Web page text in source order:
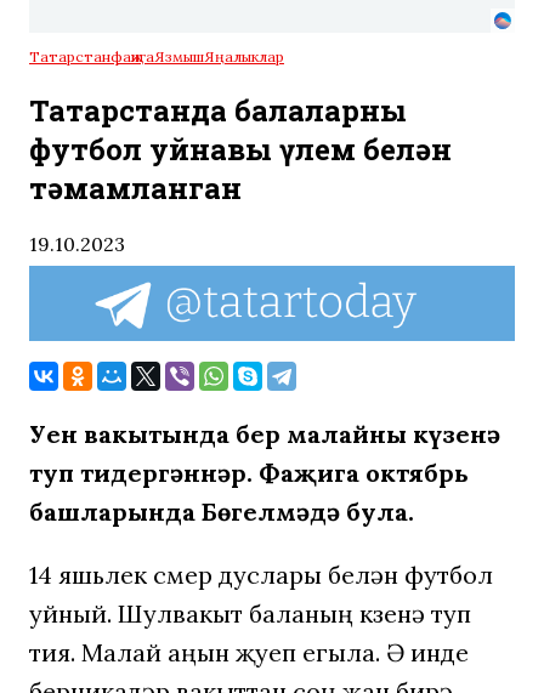
ТатарстанфаҗигаЯзмышЯңалыклар
Татарстанда балаларның
футбол уйнавы үлем белән
тәмамланган
19.10.2023
Уен вакытында бер малайның күзенә
туп тидергәннәр. Фаҗига октябрь
башларында Бөгелмәдә була.
14 яшьлек үсмер дуслары белән футбол
уйный. Шулвакыт баланың күзенә туп
тия. Малай аңын җуеп егыла. Ә инде